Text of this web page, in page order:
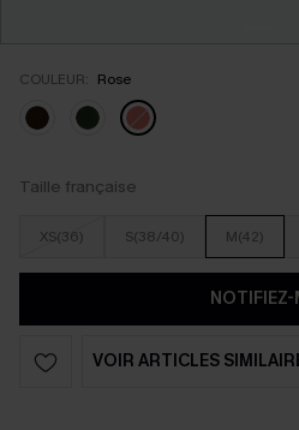
COULEUR: Rose
Taille française
XS(36) S(38/40) M(42)
NOTIFIEZ-
VOIR ARTICLES